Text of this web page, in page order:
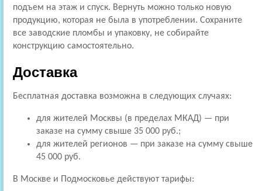
подъем на этаж и спуск. Вернуть можно только новую
продукцию, которая не была в употреблении. Сохраните
все заводские пломбы и упаковку, не собирайте
конструкцию самостоятельно.
Доставка
Бесплатная доставка возможна в следующих случаях:
для жителей Москвы (в пределах МКАД) — при
заказе на сумму свыше 35 000 руб.;
для жителей регионов — при заказе на сумму свыше
45 000 руб.
В Москве и Подмосковье действуют тарифы: